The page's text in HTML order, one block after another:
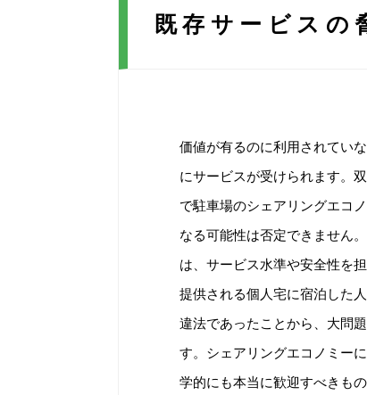
既存サービスの
価値が有るのに利用されてい
にサービスが受けられます。
で駐車場のシェアリングエコ
なる可能性は否定できません
は、サービス水準や安全性を
提供される個人宅に宿泊した
違法であったことから、大問
す。シェアリングエコノミー
学的にも本当に歓迎すべきも